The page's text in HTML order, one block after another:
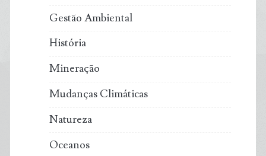
Gestão Ambiental
História
Mineração
Mudanças Climáticas
Natureza
Oceanos